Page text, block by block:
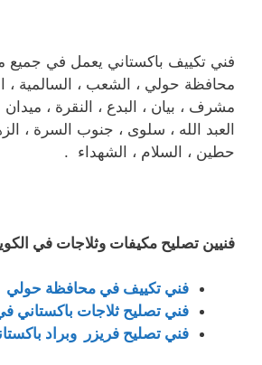
فني تكييف باكستاني يعمل في جميع
محافظة حولي ، الشعب ، السالمية ،
مشرف ، بيان ، البدع ، النقرة ،
العبد الله ، سلوى ، جنوب السرة ،
حطين ، السلام ، الشهداء .
فنيين تصليح مكيفات وثلاجات في
فني تكييف في محافظة حولي
فني تصليح ثلاجات باكستاني
فني تصليح فريزر وبراد